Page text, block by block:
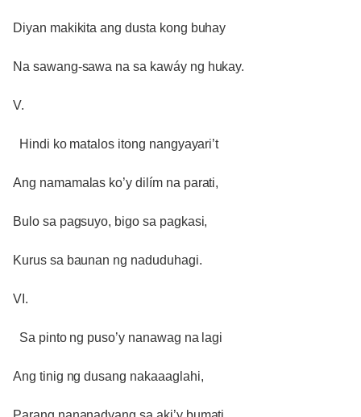
Diyan makikita ang dusta kong buhay
Na sawang-sawa na sa kawáy ng hukay.
V.
Hindi ko matalos itong nangyayari’t
Ang namamalas ko’y dilím na parati,
Bulo sa pagsuyo, bigo sa pagkasi,
Kurus sa baunan ng naduduhagi.
VI.
Sa pinto ng puso’y nanawag na lagi
Ang tinig ng dusang nakaaaglahi,